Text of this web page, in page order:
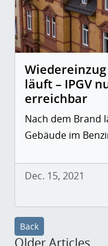
läuft – IPGV
erreichbar
Nach dem Brand
Gebäude im
Dec. 15, 2021
Back